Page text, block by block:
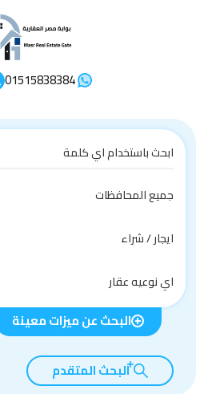
01515838384
جميع المحافظات
ايجار / شراء
اي نوعيه عقار
البحث عن ميزات معينة
البحث المتقدم